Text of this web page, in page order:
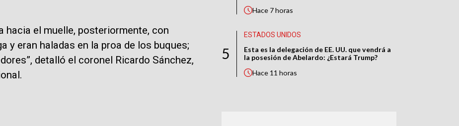
hacia el muelle, posteriormente, con
y eran haladas en la proa de los buques;
detalló el coronel Ricardo Sánchez,
Hace 7 horas
5
ESTADOS UNIDOS
Esta es la delegación de EE. UU. que vendrá a
la posesión de Abelardo: ¿Estará Trump?
Hace 11 horas